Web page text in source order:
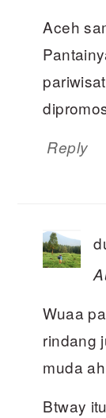
Aceh
Reply
Wuaa
rindang
muda
Btway